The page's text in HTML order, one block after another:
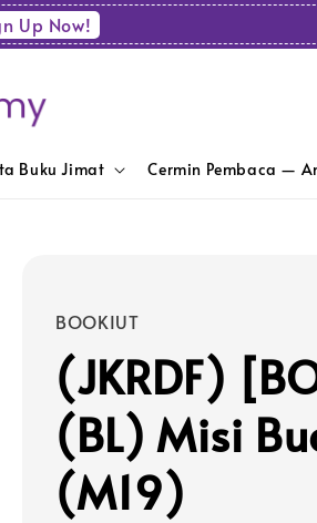
Up Now!
Buku Jimat Cermin Pembaca —
BOOKIUT
(JKRDF)
(BL) Misi
(M19)